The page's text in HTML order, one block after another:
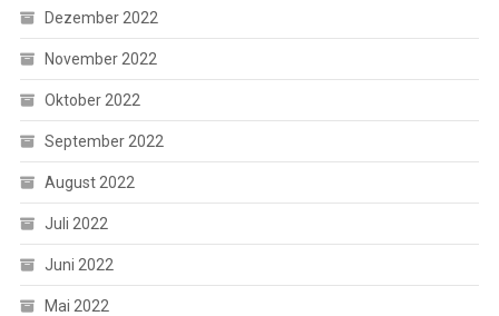
Dezember 2022
November 2022
Oktober 2022
September 2022
August 2022
Juli 2022
Juni 2022
Mai 2022